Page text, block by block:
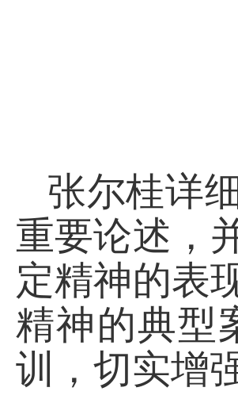
张尔桂详
重要论述 ，
定精神的表
精神的典型
训，切实增